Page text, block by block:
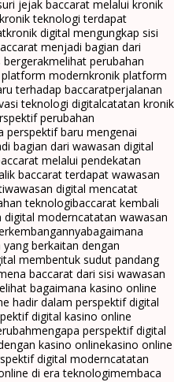
jejak baccarat melalui kronik
teknologi terdapat
kronik digital mengungkap sisi
menjadi bagian dari
melihat perubahan
modernkronik platform
terhadap baccaratperjalanan
teknologi digitalcatatan kronik
perubahan
perspektif baru mengenai
bagian dari wawasan digital
melalui pendekatan
baccarat terdapat wawasan
wawasan digital mencatat
teknologibaccarat kembali
digital moderncatatan wawasan
bagaimana
berkaitan dengan
membentuk sudut pandang
baccarat dari sisi wawasan
bagaimana kasino online
hadir dalam perspektif digital
digital kasino online
mengapa perspektif digital
kasino onlinekasino online
digital moderncatatan
di era teknologimembaca